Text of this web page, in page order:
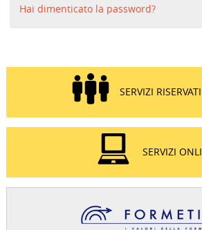
Hai dimenticato la password?
SERVIZI
SERVIZI